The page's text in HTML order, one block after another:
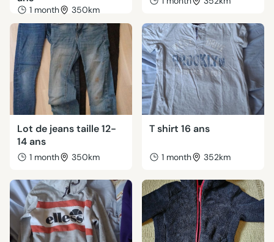
1 month 350km
Lot de jeans taille 12-
14 ans
1 month 350km
T shirt 16 ans
1 month 352km